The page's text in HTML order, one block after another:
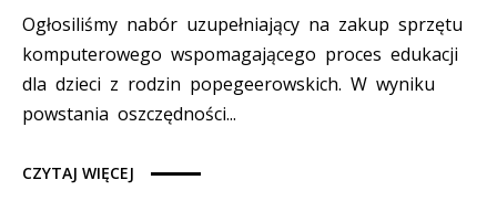
Ogłosiliśmy nabór uzupełniający na zakup sprzętu
komputerowego wspomagającego proces edukacji
dla dzieci z rodzin popegeerowskich. W wyniku
powstania oszczędności...
CZYTAJ WIĘCEJ